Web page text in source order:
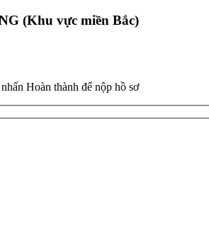
(Khu vực miền Bắc)
Hoàn thành để nộp hồ sơ